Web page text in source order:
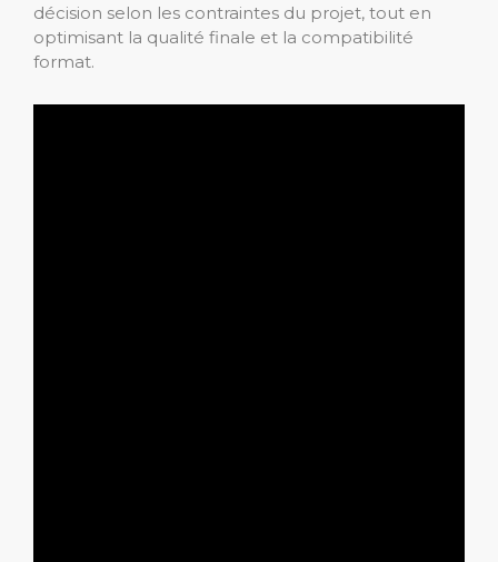
décision selon les contraintes du projet, tout en
optimisant la qualité finale et la compatibilité
format.